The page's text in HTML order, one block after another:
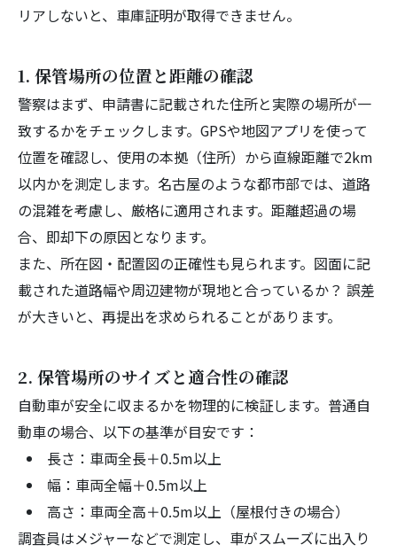
リアしないと、車庫証明が取得できません。
1. 保管場所の位置と距離の確認
警察はまず、申請書に記載された住所と実際の場所が一
致するかをチェックします。GPSや地図アプリを使って
位置を確認し、使用の本拠（住所）から直線距離で2km
以内かを測定します。名古屋のような都市部では、道路
の混雑を考慮し、厳格に適用されます。距離超過の場
合、即却下の原因となります。
また、所在図・配置図の正確性も見られます。図面に記
載された道路幅や周辺建物が現地と合っているか？ 誤差
が大きいと、再提出を求められることがあります。
2. 保管場所のサイズと適合性の確認
自動車が安全に収まるかを物理的に検証します。普通自
動車の場合、以下の基準が目安です：
長さ：車両全長＋0.5m以上
幅：車両全幅＋0.5m以上
高さ：車両全高＋0.5m以上（屋根付きの場合）
調査員はメジャーなどで測定し、車がスムーズに出入り